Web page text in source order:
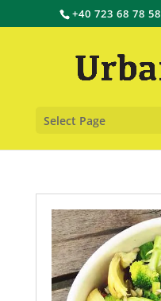
+40 723 68 78 58
Select Page